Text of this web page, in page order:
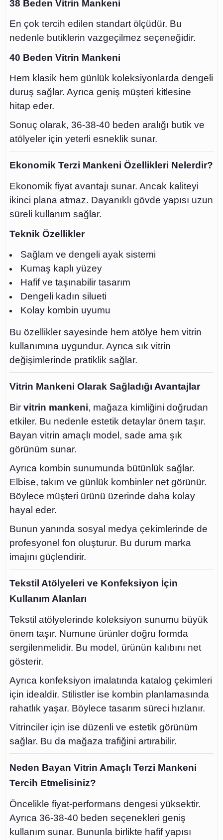
38 Beden Vitrin Mankeni
En çok tercih edilen standart ölçüdür. Bu
nedenle butiklerin vazgeçilmez seçeneğidir.
40 Beden Vitrin Mankeni
Hem klasik hem günlük koleksiyonlarda dengeli
duruş sağlar. Ayrıca geniş müşteri kitlesine
hitap eder.
Sonuç olarak, 36-38-40 beden aralığı butik ve
atölyeler için yeterli esneklik sunar.
Ekonomik Terzi Mankeni Özellikleri Nelerdir?
Ekonomik fiyat avantajı sunar. Ancak kaliteyi
ikinci plana atmaz. Dayanıklı gövde yapısı uzun
süreli kullanım sağlar.
Teknik Özellikler
Sağlam ve dengeli ayak sistemi
Kumaş kaplı yüzey
Hafif ve taşınabilir tasarım
Dengeli kadın silueti
Kolay kombin uyumu
Bu özellikler sayesinde hem atölye hem vitrin
kullanımına uygundur. Ayrıca sık vitrin
değişimlerinde pratiklik sağlar.
Vitrin Mankeni Olarak Sağladığı Avantajlar
Bir vitrin mankeni, mağaza kimliğini doğrudan
etkiler. Bu nedenle estetik detaylar önem taşır.
Bayan vitrin amaçlı model, sade ama şık
görünüm sunar.
Ayrıca kombin sunumunda bütünlük sağlar.
Elbise, takım ve günlük kombinler net görünür.
Böylece müşteri ürünü üzerinde daha kolay
hayal eder.
Bunun yanında sosyal medya çekimlerinde de
profesyonel fon oluşturur. Bu durum marka
imajını güçlendirir.
Tekstil Atölyeleri ve Konfeksiyon İçin
Kullanım Alanları
Tekstil atölyelerinde koleksiyon sunumu büyük
önem taşır. Numune ürünler doğru formda
sergilenmelidir. Bu model, ürünün kalıbını net
gösterir.
Ayrıca konfeksiyon imalatında katalog çekimleri
için idealdir. Stilistler ise kombin planlamasında
rahatlık yaşar. Böylece tasarım süreci hızlanır.
Vitrinciler için ise düzenli ve estetik görünüm
sağlar. Bu da mağaza trafiğini artırabilir.
Neden Bayan Vitrin Amaçlı Terzi Mankeni
Tercih Etmelisiniz?
Öncelikle fiyat-performans dengesi yüksektir.
Ayrıca 36-38-40 beden seçenekleri geniş
kullanım sunar. Bununla birlikte hafif yapısı